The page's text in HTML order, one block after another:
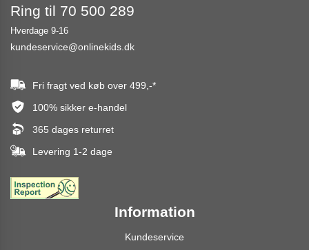
Ring til 70 500 289
Hverdage 9-16
kundeservice@onlinekids.dk
Fri fragt ved køb over 499,-*
100% sikker e-handel
365 dages returret
Levering 1-2 dage
Information
Kundeservice